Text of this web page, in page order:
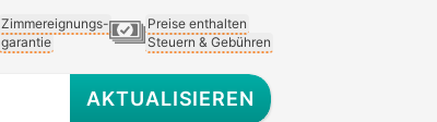
Zimmereignungs-
garantie
Preise enthalten
Steuern & Gebühren
AKTUALISIEREN